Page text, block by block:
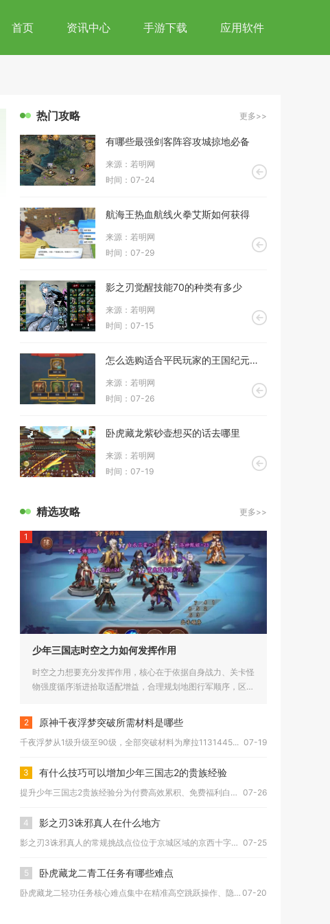
首页 资讯中心 手游下载 应用软件
热门攻略 更多>>
有哪些最强剑客阵容攻城掠地必备
来源：若明网
时间：07-24
航海王热血航线火拳艾斯如何获得
来源：若明网
时间：07-29
影之刃觉醒技能70的种类有多少
来源：若明网
时间：07-15
怎么选购适合平民玩家的王国纪元三兵战斗装备
来源：若明网
时间：07-26
卧虎藏龙紫砂壶想买的话去哪里
来源：若明网
时间：07-19
精选攻略 更多>>
1
少年三国志时空之力如何发挥作用
时空之力想要充分发挥作用，核心在于依据自身战力、关卡怪
物强度循序渐进拾取适配增益，合理规划地图行军顺序，区分
2 原神千夜浮梦突破所需材料是哪些
千夜浮梦从1级升级至90级，全部突破材料为摩拉1131445... 07-19
3 有什么技巧可以增加少年三国志2的贵族经验
提升少年三国志2贵族经验分为付费高效累积、免费福利白嫖、账号... 07-26
4 影之刃3诛邪真人在什么地方
影之刃3诛邪真人的常规挑战点位位于京城区域的京西十字路口内玉... 07-25
5 卧虎藏龙二青工任务有哪些难点
卧虎藏龙二轻功任务核心难点集中在精准高空跳跃操作、隐蔽道具点... 07-20